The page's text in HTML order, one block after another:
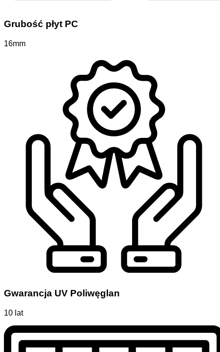
Grubość płyt PC
16mm
Gwarancja UV Poliwęglan
10 lat